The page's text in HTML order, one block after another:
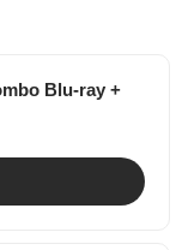
Blu-ray +